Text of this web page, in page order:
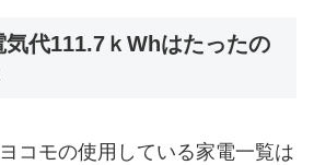
代111.7ｋWhはたったの
コモの使用している家電一覧は